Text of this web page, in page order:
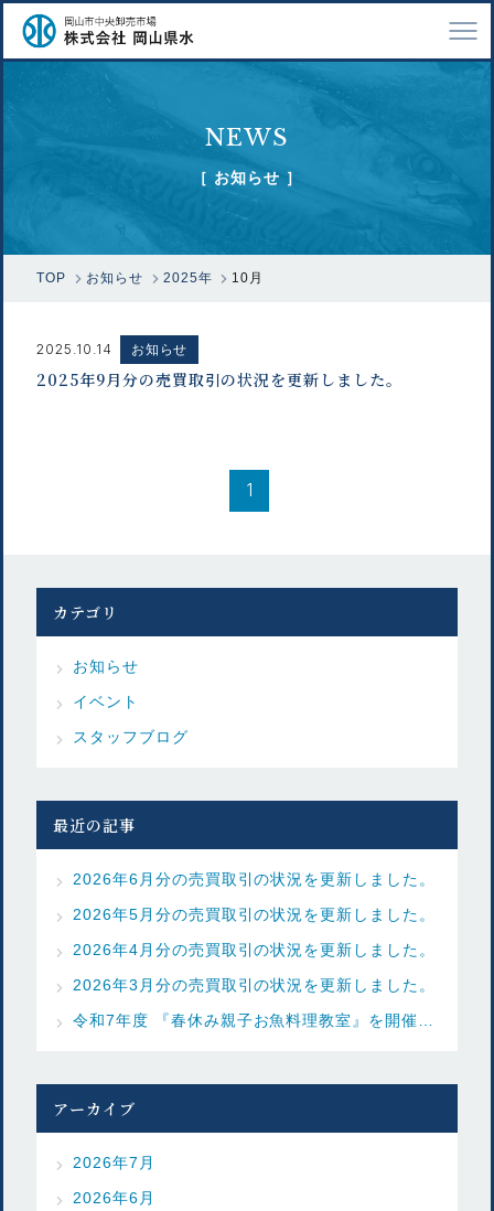
漁業関係の方へ
お問い合わせ
NEWS
［ お知らせ ］
TOP お知らせ 2025年 10月
2025.10.14 お知らせ
2025年9月分の売買取引の状況を更新しました。
1
カテゴリ
お知らせ
イベント
スタッフブログ
最近の記事
2026年6月分の売買取引の状況を更新しました。
2026年5月分の売買取引の状況を更新しました。
2026年4月分の売買取引の状況を更新しました。
2026年3月分の売買取引の状況を更新しました。
アーカイブ
2026年7月
2026年6月